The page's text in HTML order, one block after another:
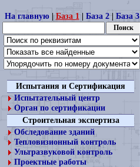
На главную| База 1| База 2| База 3
Испытания и Сертификация
Испытательный центр
Орган по сертификации
Строительная экспертиза
Обследование зданий
Тепловизионный контроль
Ультразвуковой контроль
Проектные работы